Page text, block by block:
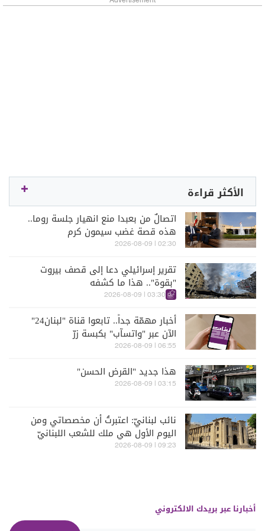
الأكثر قراءة
اتصالٌ من بعبدا منع انهيار جلسة روما..
هذه قصة غضب سيمون كرم
02:30 | 2026-08-09
تقرير إسرائيلي دعا إلى قصف بيروت
"بقوة".. هذا ما كشفه
03:30 | 2026-08-09
أخبار مهمّة جداً.. تابعوا قناة "لبنان24"
الآن عبر "واتسآب" بكبسة زرّ
06:55 | 2026-08-09
هذا جديد "القرض الحسن"
03:15 | 2026-08-09
نائب لبنانيّ: اعتبرتُ أن مخصصاتي ومن
اليوم الأول هي ملك للشعب اللبنانيّ
09:23 | 2026-08-09
أخبارنا عبر بريدك الالكتروني